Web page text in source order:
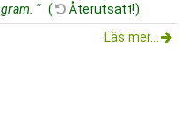
gram. " (
Återutsatt!)
Läs mer...